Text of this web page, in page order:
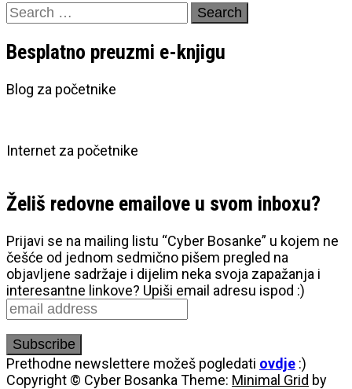
Search
for:
Besplatno preuzmi e-knjigu
Blog za početnike
Internet za početnike
Želiš redovne emailove u svom inboxu?
Prijavi se na mailing listu “Cyber Bosanke” u kojem ne
češće od jednom sedmično pišem pregled na
objavljene sadržaje i dijelim neka svoja zapažanja i
interesantne linkove? Upiši email adresu ispod :)
Prethodne newslettere možeš pogledati ovdje :)
Copyright © Cyber Bosanka Theme: Minimal Grid by